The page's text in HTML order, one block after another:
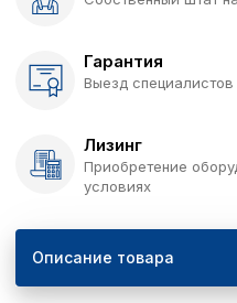
Гарантия
Выезд
Лизинг
Приобретение
условиях
Описание товара